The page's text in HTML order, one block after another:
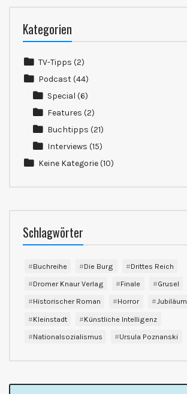
Kategorien
TV-Tipps (2)
Podcast(44)
Special (6)
Features (2)
Buchtipps (21)
Interviews (15)
Keine Kategorie(10)
Schlagwörter
Buchreihe Die Burg
Drittes Reich
Dromer Knaur Verlag
Finale
Grusel
Historischer Roman
Horror Jubiläum
Kleinstadt
Künstliche Intelligenz
Nationalsozialismus
Ursula Poznanski